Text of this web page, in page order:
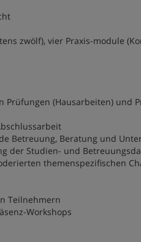
zwölf), vier Praxis-module
(Hausarbeiten) und
Betreuung, Beratung und
der Studien- und
themenspezifischen
Teilnehmern
Workshops